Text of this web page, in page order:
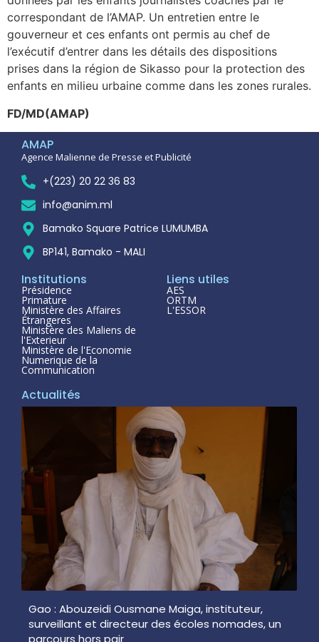
correspondant de l’AMAP. Un entretien entre le
gouverneur et ces enfants ont permis au chef de
l’exécutif d’entrer dans les détails des dispositions
prises dans la région de Sikasso pour la protection des
enfants en milieu urbaine comme dans les zones rurales.
FD/MD(AMAP)
AMAP
Agence Malienne de Presse et Publicité
+(223) 20 22 36 83
info@anim.ml
Bamako Square Patrice LUMUMBA
BP141, Bamako - MALI
Institutions
Présidence
Primature
Ministère des Affaires
Étrangeres
Ministère des Maliens de
l'Exterieur
Ministère de l'Economie
Numerique de la
Communication
Liens utiles
AES
ORTM
L'ESSOR
Actualités
Gao : Abouzeidi Ousmane Maiga, instituteur,
surveillant et directeur des écoles nomades, un